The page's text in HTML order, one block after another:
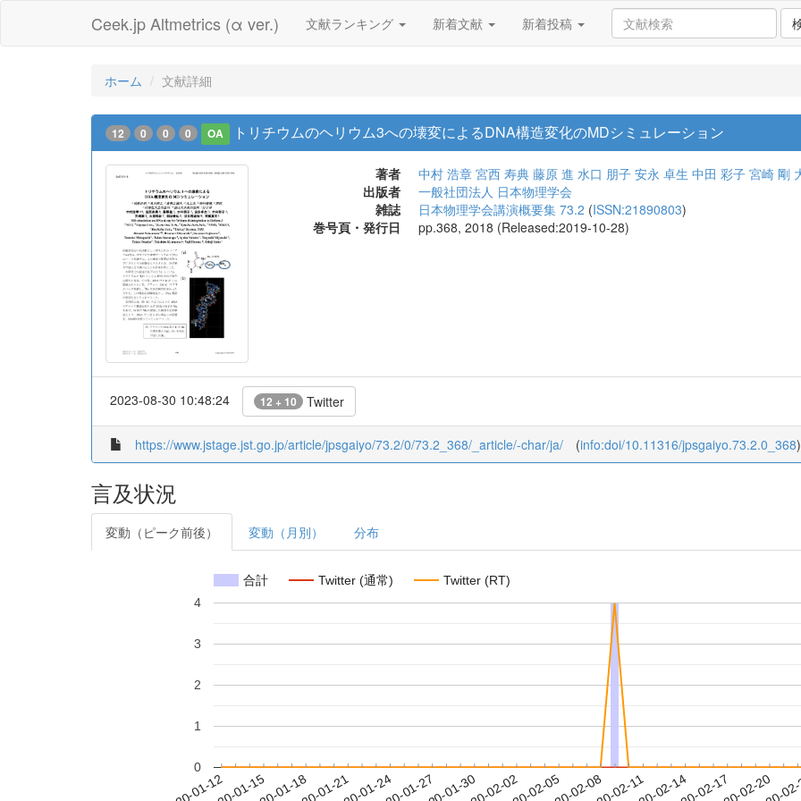
Ceek.jp Altmetrics (α ver.) 文献ランキング 新着文献 新着投稿
ホーム 文献詳細
12 0 0 0 OA トリチウムのヘリウム3への壊変によるDNA構造変化のMDシミュレーション
著者 中村 浩章 宮西 寿典 藤原 進 水口 朋子 安永 卓生 中田 彩子 宮崎 剛
出版者
一般社団法人 日本物理学会
雑誌
日本物理学会講演概要集 73.2 (ISSN:21890803)
巻号頁・発行日
pp.368, 2018 (Released:2019-10-28)
2023-08-30 10:48:24 12 + 10 Twitter
https://www.jstage.jst.go.jp/article/jpsgaiyo/73.2/0/73.2_368/_article/-char/ja/ (info:doi/10.11316/jpsgaiyo.73.2.0_368)
言及状況
変動（ピーク前後） 変動（月別） 分布
合計 Twitter (通常) Twitter (RT)
0
1
2
3
4